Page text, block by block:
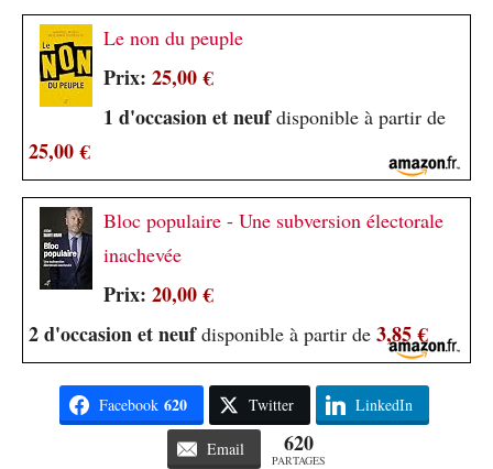
Le non du peuple
Prix: 25,00 €
1 d'occasion et neufdisponible à partir de
25,00 €
Bloc populaire - Une subversion électorale
inachevée
Prix: 20,00 €
2 d'occasion et neufdisponible à partir de 3,85 €
Facebook 620 Twitter LinkedIn
Email 620
PARTAGES